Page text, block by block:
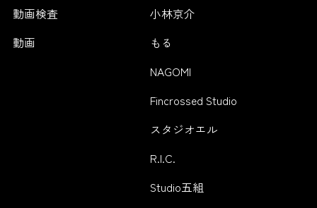
動画検査
小林京介
動画
もる
NAGOMI
Fincrossed Studio
スタジオエル
R.I.C.
Studio五組